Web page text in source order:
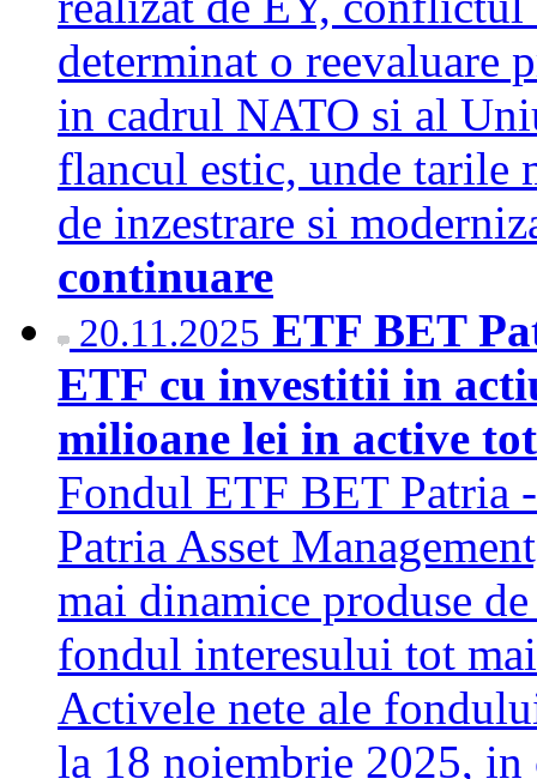
determinat o reevaluare
in cadrul NATO si al
flancul estic, unde tarile
de inzestrare si
continuare
20.11.2025 ETF BET
ETF cu investitii in
milioane lei in active
Fondul ETF BET Patria
Patria Asset
mai dinamice produse
fondul interesului tot
Activele nete ale
la 18 noiembrie 2025, in